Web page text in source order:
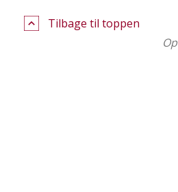
Tilbage til toppen